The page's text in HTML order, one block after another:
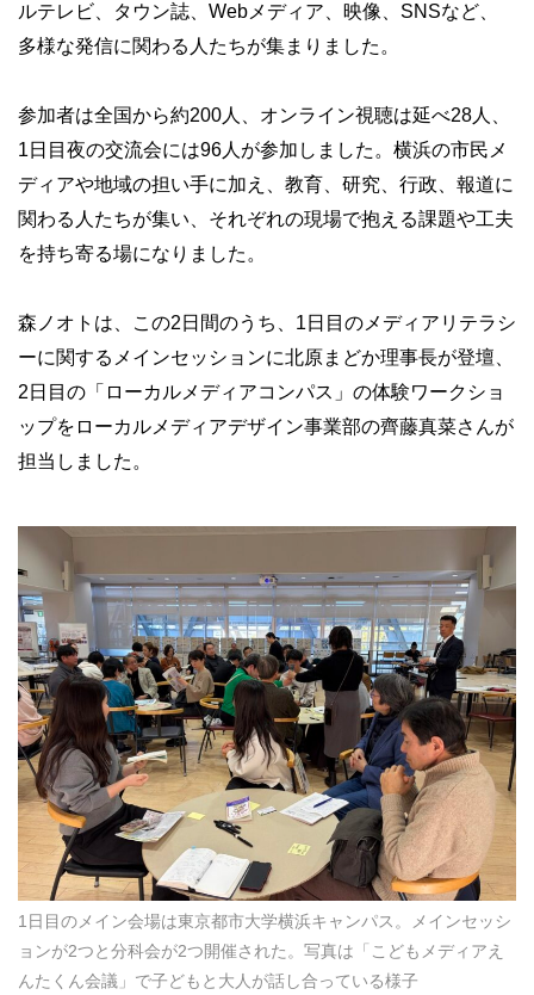
ルテレビ、タウン誌、Webメディア、映像、SNSなど、
多様な発信に関わる人たちが集まりました。
参加者は全国から約200人、オンライン視聴は延べ28人、
1日目夜の交流会には96人が参加しました。横浜の市民メ
ディアや地域の担い手に加え、教育、研究、行政、報道に
関わる人たちが集い、それぞれの現場で抱える課題や工夫
を持ち寄る場になりました。
森ノオトは、この2日間のうち、1日目のメディアリテラシ
ーに関するメインセッションに北原まどか理事長が登壇、
2日目の「ローカルメディアコンパス」の体験ワークショ
ップをローカルメディアデザイン事業部の齊藤真菜さんが
担当しました。
1日目のメイン会場は東京都市大学横浜キャンパス。メインセッシ
ョンが2つと分科会が2つ開催された。写真は「こどもメディアえ
んたくん会議」で子どもと大人が話し合っている様子